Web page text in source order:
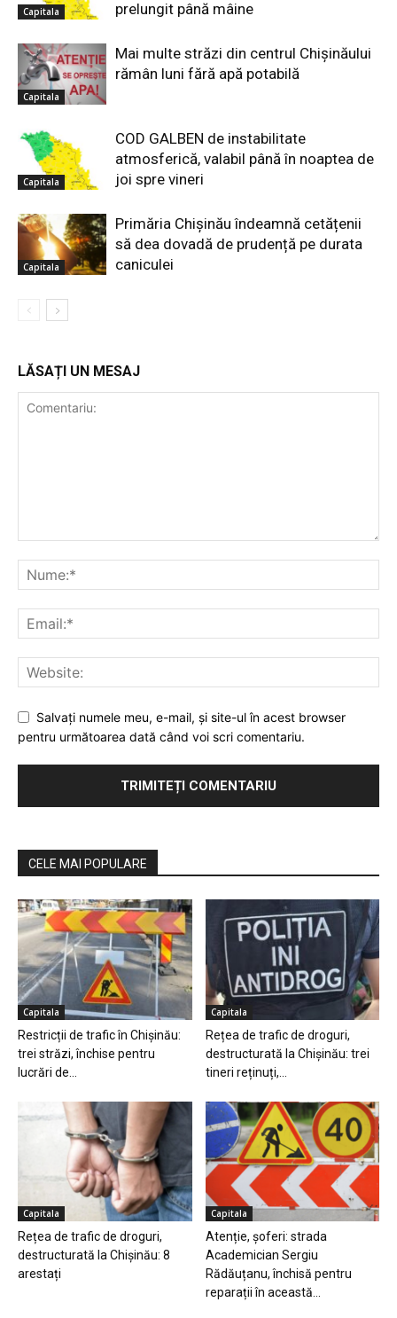
Capitala prelungit până mâine
Capitala
Mai multe străzi din centrul Chișinăului
rămân luni fără apă potabilă
Capitala
COD GALBEN de instabilitate
atmosferică, valabil până în noaptea de
joi spre vineri
Capitala
Primăria Chișinău îndeamnă cetățenii
să dea dovadă de prudență pe durata
caniculei
LĂSAȚI UN MESAJ
Salvaţi numele meu, e-mail, şi site-ul în acest browser
pentru următoarea dată când voi scri comentariu.
CELE MAI POPULARE
Capitala
Restricții de trafic în Chișinău:
trei străzi, închise pentru
lucrări de...
Capitala
Rețea de trafic de droguri,
destructurată la Chișinău: trei
tineri reținuți,...
Capitala
Rețea de trafic de droguri,
destructurată la Chișinău: 8
arestați
Capitala
Atenție, șoferi: strada
Academician Sergiu
Rădăuțanu, închisă pentru
reparații în această...